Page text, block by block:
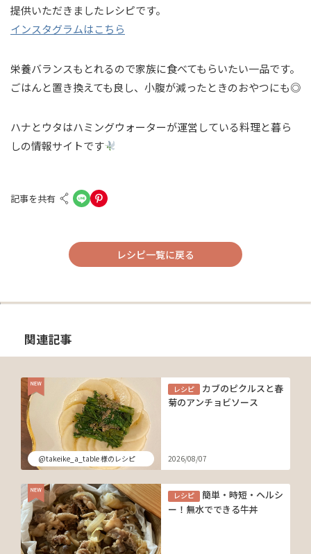
提供いただきましたレシピです。
インスタグラムはこちら
栄養バランスもとれるので家族に食べてもらいたい一品です。
ごはんと置き換えても良し、小腹が減ったときのおやつにも◎
ハナとウタはハミングウォーターが運営している料理と暮ら
しの情報サイトです
記事を共有
レシピ一覧に戻る
関連記事
@takeike_a_table 様のレシピ
レシピ
カブのピクルスと春
菊のアンチョビソース
2026/08/07
レシピ
簡単・時短・ヘルシ
ー！無水でできる牛丼